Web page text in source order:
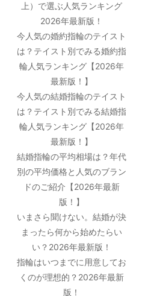
上）で選ぶ人気ランキング
2026年最新版！
今人気の婚約指輪のテイスト
は？テイスト別でみる婚約指
輪人気ランキング【2026年
最新版！】
今人気の結婚指輪のテイスト
は？テイスト別でみる結婚指
輪人気ランキング【2026年
最新版！】
結婚指輪の平均相場は？年代
別の平均価格と人気のブラン
ドのご紹介【2026年最新
版！】
いまさら聞けない。結婚が決
まったら何から始めたらい
い？2026年最新版！
指輪はいつまでに用意してお
くのが理想的？2026年最新
版！